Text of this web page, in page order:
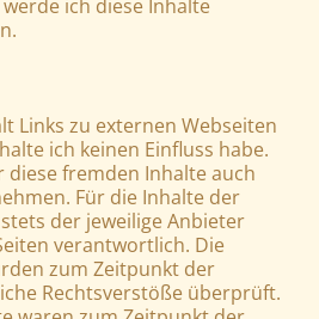
ich diese Inhalte
Links zu externen Webseiten
ich keinen Einfluss habe.
diese fremden Inhalte auch
Für die Inhalte der
der jeweilige Anbieter
verantwortlich. Die
zum Zeitpunkt der
Rechtsverstöße überprüft.